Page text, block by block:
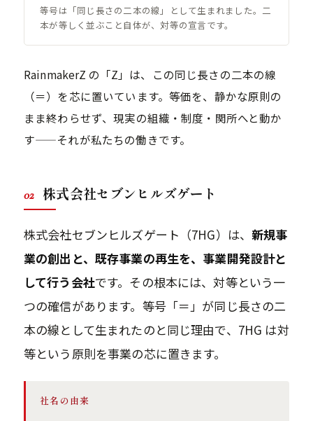
等号は「同じ長さの二本の線」として生まれました。二
本が等しく並ぶこと自体が、対等の宣言です。
RainmakerZ の「Z」は、この同じ長さの二本の線
（＝）を芯に置いています。等価を、静かな原則の
まま終わらせず、現実の組織・制度・関所へと動か
す——それが私たちの働きです。
02 株式会社セブンヒルズゲート
株式会社セブンヒルズゲート（7HG）は、新規事
業の創出と、既存事業の再生を、事業開発設計と
して行う会社です。その根本には、対等という一
つの確信があります。等号「＝」が同じ長さの二
本の線として生まれたのと同じ理由で、7HG は対
等という原則を事業の芯に置きます。
社名の由来